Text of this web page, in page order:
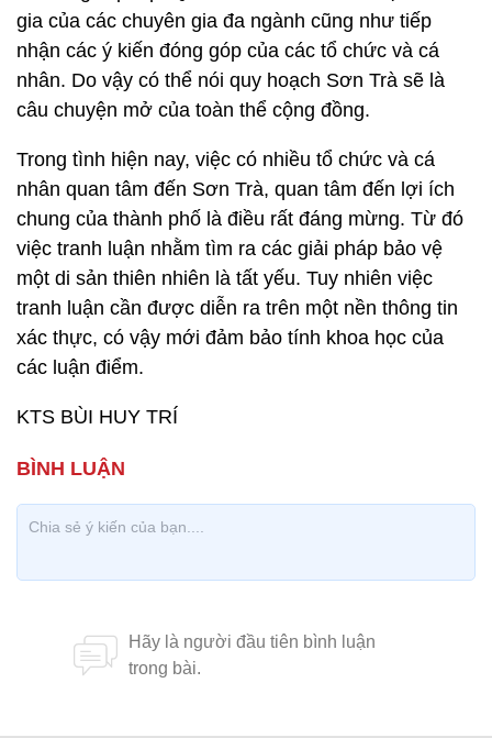
gia của các chuyên gia đa ngành cũng như tiếp
nhận các ý kiến đóng góp của các tổ chức và cá
nhân. Do vậy có thể nói quy hoạch Sơn Trà sẽ là
câu chuyện mở của toàn thể cộng đồng.
Trong tình hiện nay, việc có nhiều tổ chức và cá
nhân quan tâm đến Sơn Trà, quan tâm đến lợi ích
chung của thành phố là điều rất đáng mừng. Từ đó
việc tranh luận nhằm tìm ra các giải pháp bảo vệ
một di sản thiên nhiên là tất yếu. Tuy nhiên việc
tranh luận cần được diễn ra trên một nền thông tin
xác thực, có vậy mới đảm bảo tính khoa học của
các luận điểm.
KTS BÙI HUY TRÍ